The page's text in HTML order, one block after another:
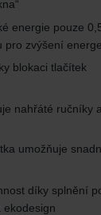
energie pouze
pro zvýšení
blokaci tlačítek
nahřáté ručníky
umožňuje
díky splnění